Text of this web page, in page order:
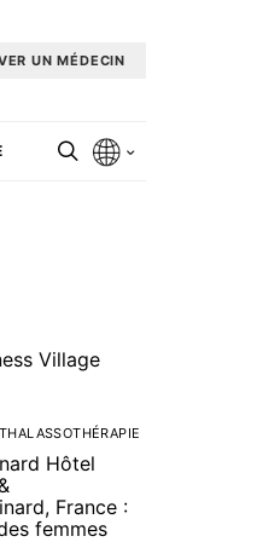
UN MÉDECIN
Village
THALASSOTHÉRAPIE
Hôtel
France :
femmes